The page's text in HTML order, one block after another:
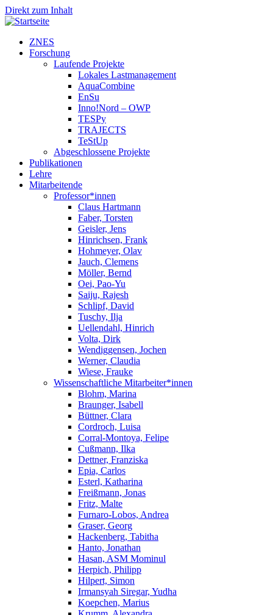
Direkt zum Inhalt
ZNES
Forschung
Laufende Projekte
Lokales Lastmanagement
AquaCombine
EnSu
Inno!Nord – OWP
TESPy
TRAJECTS
TeStUp
Abgeschlossene Projekte
Publikationen
Lehre
Mitarbeitende
Professor*innen
Claus Hartmann
Faber, Torsten
Geisler, Jens
Hinrichsen, Frank
Hohmeyer, Olav
Jauch, Clemens
Möller, Bernd
Oei, Pao-Yu
Saiju, Rajesh
Schlipf, David
Tuschy, Ilja
Uellendahl, Hinrich
Volta, Dirk
Wendiggensen, Jochen
Werner, Claudia
Wiese, Frauke
Wissenschaftliche Mitarbeiter*innen
Blohm, Marina
Braunger, Isabell
Büttner, Clara
Cordroch, Luisa
Corral-Montoya, Felipe
Cußmann, Ilka
Dettner, Franziska
Epia, Carlos
Esterl, Katharina
Freißmann, Jonas
Fritz, Malte
Furnaro-Lobos, Andrea
Graser, Georg
Hackenberg, Tabitha
Hanto, Jonathan
Hasan, ASM Mominul
Herpich, Philipp
Hilpert, Simon
Irmansyah Siregar, Yudha
Koepchen, Marius